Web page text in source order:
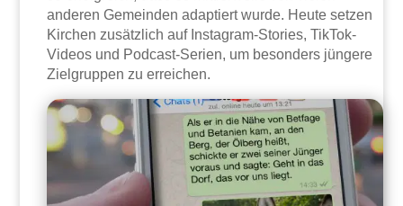
anderen Gemeinden adaptiert wurde. Heute setzen
Kirchen zusätzlich auf Instagram-Stories, TikTok-
Videos und Podcast-Serien, um besonders jüngere
Zielgruppen zu erreichen.